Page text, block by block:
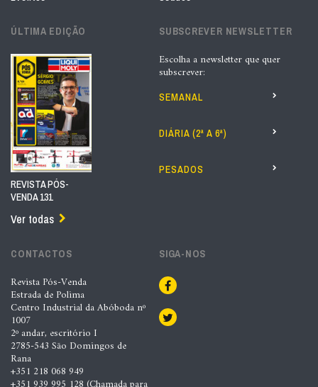
ÚLTIMA EDIÇÃO
REVISTA PÓS-
VENDA 131
Ver todas
SUBSCREVER NEWSLETTER
Escolha a newsletter que quer
subscrever:
SEMANAL
DIÁRIA (2ª A 6ª)
PESADOS
CONTACTOS
Revista Pós-Venda
Estrada de Polima
Centro Industrial da Abóboda nº
1007
2º andar, escritório I
2785-543 São Domingos de
Rana
+351 218 068 949
SIGA-NOS